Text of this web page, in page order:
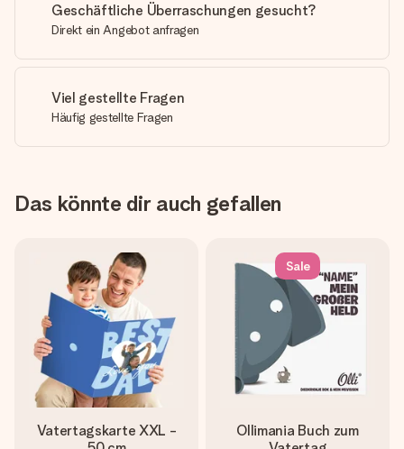
Geschäftliche Überraschungen gesucht?
Direkt ein Angebot anfragen
Viel gestellte Fragen
Häufig gestellte Fragen
Das könnte dir auch gefallen
Vatertagskarte XXL -
Sale
Ollimania Buch zum